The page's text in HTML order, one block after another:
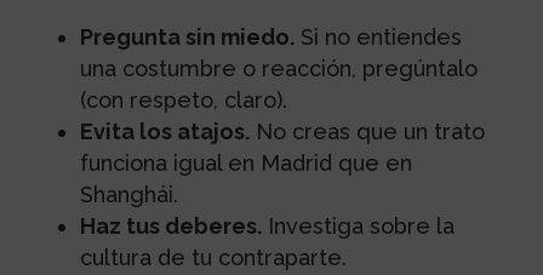
Pregunta sin miedo.Si no entiendes
una costumbre o reacción, pregúntalo
(con respeto, claro).
Evita los atajos.No creas que un trato
funciona igual en Madrid que en
Shanghái.
Haz tus deberes.Investiga sobre la
cultura de tu contraparte.